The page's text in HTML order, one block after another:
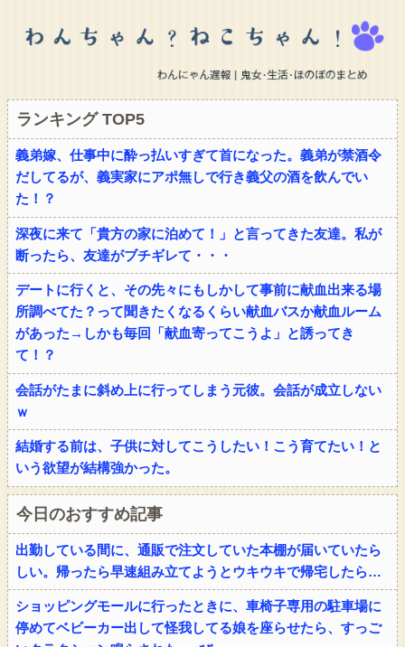
ランキング TOP5
義弟嫁、仕事中に酔っ払いすぎて首になった。義弟が禁酒令
だしてるが、義実家にアポ無しで行き義父の酒を飲んでい
た！？
深夜に来て「貴方の家に泊めて！」と言ってきた友達。私が
断ったら、友達がブチギレて・・・
デートに行くと、その先々にもしかして事前に献血出来る場
所調べてた？って聞きたくなるくらい献血バスか献血ルーム
があった→しかも毎回「献血寄ってこうよ」と誘ってき
て！？
会話がたまに斜め上に行ってしまう元彼。会話が成立しない
ｗ
結婚する前は、子供に対してこうしたい！こう育てたい！と
いう欲望が結構強かった。
今日のおすすめ記事
出勤している間に、通販で注文していた本棚が届いていたら
しい。帰ったら早速組み立てようとウキウキで帰宅したら…
ショッピングモールに行ったときに、車椅子専用の駐車場に
停めてベビーカー出して怪我してる娘を座らせたら、すっご